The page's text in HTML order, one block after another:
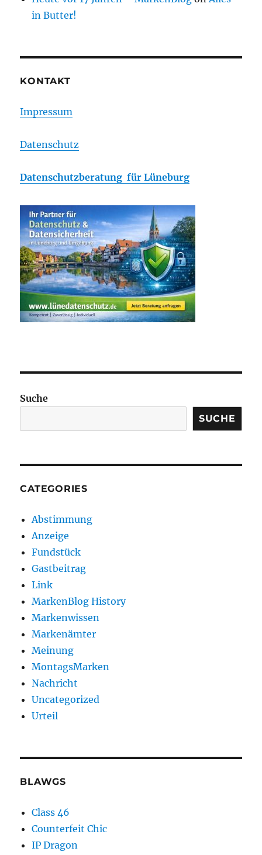
in Butter!
KONTAKT
Impressum
Datenschutz
Datenschutzberatung für Lüneburg
Suche
SUCHE
CATEGORIES
Abstimmung
Anzeige
Fundstück
Gastbeitrag
Link
MarkenBlog History
Markenwissen
Markenämter
Meinung
MontagsMarken
Nachricht
Uncategorized
Urteil
BLAWGS
Class 46
Counterfeit Chic
IP Dragon